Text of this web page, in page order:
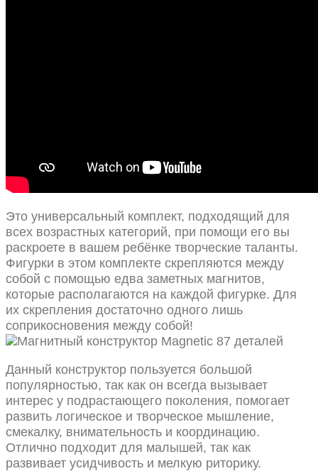
Это универсальный комплект, подходящий для
всех возрастных категорий, при помощи его вы
раскроете в вашем ребёнке творческие таланты.
Фигурки в этом комплекте скрепляются между
собой с помощью едва заметных магнитов,
которые располагаются на каждой фигурке. Для
их скрепления достаточно одного лишь
соприкосновения между собой!
Данный конструктор пользуется большой
популярностью, так как он всегда вызывает
интерес у подрастающего поколения, помогает
развить логическое и творческое мышление,
смекалку, внимательность и координацию.
Отлично подходит для малышей, так как
развивает усидчивость и мелкую риторику.